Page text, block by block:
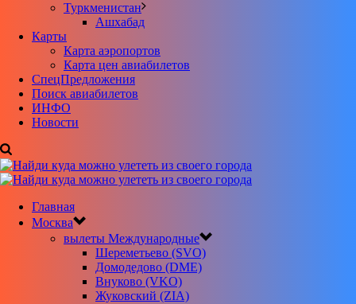
Туркменистан
Ашхабад
Карты
Карта аэропортов
Карта цен авиабилетов
CпецПредложения
Поиск авиабилетов
ИНФО
Новости
Главная
Москва
вылеты Международные
Шереметьево (SVO)
Домодедово (DME)
Внуково (VKO)
Жуковский (ZIA)